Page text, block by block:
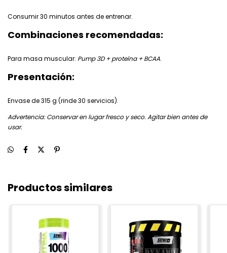
Consumir 30 minutos antes de entrenar.
Combinaciones recomendadas:
Para masa muscular: Pump 3D + proteína + BCAA.
Presentación:
Envase de 315 g (rinde 30 servicios).
Advertencia: Conservar en lugar fresco y seco. Agitar bien antes de
usar.
Productos similares